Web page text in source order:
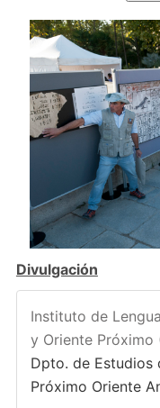
Divulgación
Instituto de
y Oriente Próximo
Dpto. de Estudios
Próximo Oriente